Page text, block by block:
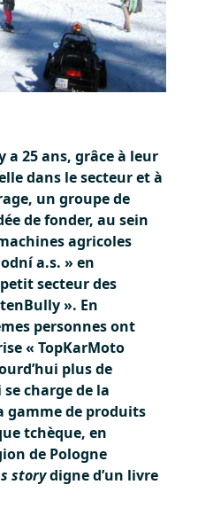
a 25 ans, grâce à leur
dans le secteur et à
un groupe de
de fonder, au sein
agricoles
a.s. » en
secteur des
». En
personnes ont
« TopKarMoto
plus de
charge de la
gamme de produits
tchèque, en
de Pologne
storydigne d’un livre